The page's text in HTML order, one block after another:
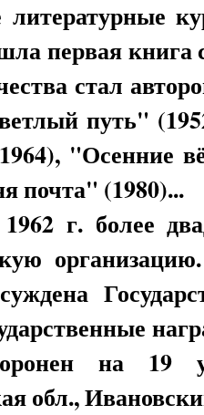
первая книга
стал
путь"
"Осенние
почта" (1980)...
более
на 19
обл.,